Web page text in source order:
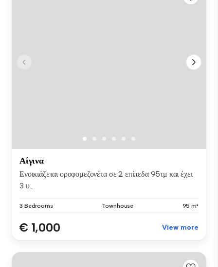
Αίγινα
Ενοικιάζεται οροφομεζονέτα σε 2 επίπεδα 95τμ και έχει
3 υ...
3 Bedrooms Townhouse 95 m²
€ 1,000 View more